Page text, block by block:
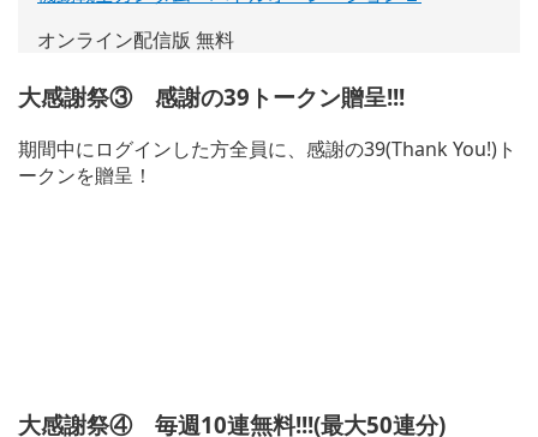
ド
オンライン配信版 無料
大感謝祭③ 感謝の39トークン贈呈!!!
期間中にログインした方全員に、感謝の39(Thank You!)ト
ークンを贈呈！
大感謝祭④ 毎週10連無料!!!(最大50連分)